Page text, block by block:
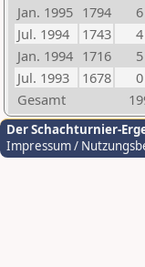
Jan. 1995 1794 6
Jul. 1994
1743 4
Jan. 1994 1716 5
Jul. 1993
1678 0
Gesamt
Der Schachturnier-
Impressum /